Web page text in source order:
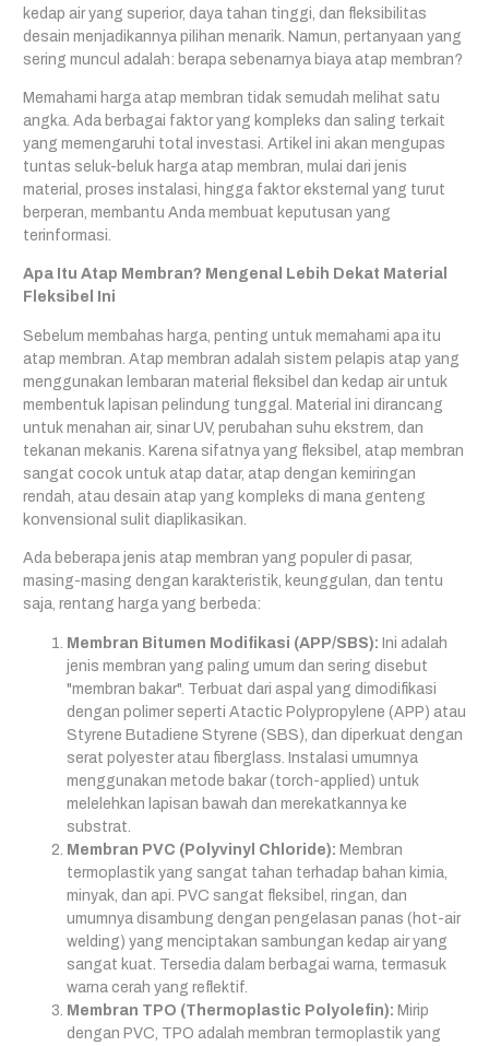
kedap air yang superior, daya tahan tinggi, dan fleksibilitas
desain menjadikannya pilihan menarik. Namun, pertanyaan yang
sering muncul adalah: berapa sebenarnya biaya atap membran?
Memahami harga atap membran tidak semudah melihat satu
angka. Ada berbagai faktor yang kompleks dan saling terkait
yang memengaruhi total investasi. Artikel ini akan mengupas
tuntas seluk-beluk harga atap membran, mulai dari jenis
material, proses instalasi, hingga faktor eksternal yang turut
berperan, membantu Anda membuat keputusan yang
terinformasi.
Apa Itu Atap Membran? Mengenal Lebih Dekat Material
Fleksibel Ini
Sebelum membahas harga, penting untuk memahami apa itu
atap membran. Atap membran adalah sistem pelapis atap yang
menggunakan lembaran material fleksibel dan kedap air untuk
membentuk lapisan pelindung tunggal. Material ini dirancang
untuk menahan air, sinar UV, perubahan suhu ekstrem, dan
tekanan mekanis. Karena sifatnya yang fleksibel, atap membran
sangat cocok untuk atap datar, atap dengan kemiringan
rendah, atau desain atap yang kompleks di mana genteng
konvensional sulit diaplikasikan.
Ada beberapa jenis atap membran yang populer di pasar,
masing-masing dengan karakteristik, keunggulan, dan tentu
saja, rentang harga yang berbeda:
Membran Bitumen Modifikasi (APP/SBS): Ini adalah
jenis membran yang paling umum dan sering disebut
"membran bakar". Terbuat dari aspal yang dimodifikasi
dengan polimer seperti Atactic Polypropylene (APP) atau
Styrene Butadiene Styrene (SBS), dan diperkuat dengan
serat polyester atau fiberglass. Instalasi umumnya
menggunakan metode bakar (torch-applied) untuk
melelehkan lapisan bawah dan merekatkannya ke
substrat.
Membran PVC (Polyvinyl Chloride): Membran
termoplastik yang sangat tahan terhadap bahan kimia,
minyak, dan api. PVC sangat fleksibel, ringan, dan
umumnya disambung dengan pengelasan panas (hot-air
welding) yang menciptakan sambungan kedap air yang
sangat kuat. Tersedia dalam berbagai warna, termasuk
warna cerah yang reflektif.
Membran TPO (Thermoplastic Polyolefin): Mirip
dengan PVC, TPO adalah membran termoplastik yang